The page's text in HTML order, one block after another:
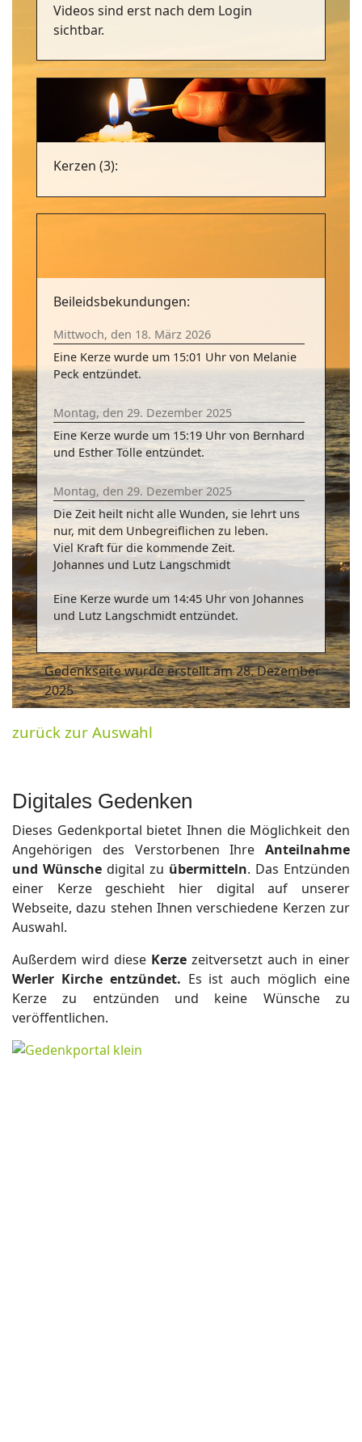
Videos sind erst nach dem Login
sichtbar.
Kerzen (3):
Beileidsbekundungen:
Mittwoch, den 18. März 2026
Eine Kerze wurde um 15:01 Uhr von Melanie
Peck entzündet.
Montag, den 29. Dezember 2025
Eine Kerze wurde um 15:19 Uhr von Bernhard
und Esther Tölle entzündet.
Montag, den 29. Dezember 2025
Die Zeit heilt nicht alle Wunden, sie lehrt uns
nur, mit dem Unbegreiflichen zu leben.
Viel Kraft für die kommende Zeit.
Johannes und Lutz Langschmidt
Eine Kerze wurde um 14:45 Uhr von Johannes
und Lutz Langschmidt entzündet.
Gedenkseite wurde erstellt am 28. Dezember
2025
zurück zur Auswahl
Digitales Gedenken
Dieses Gedenkportal bietet Ihnen die Möglichkeit den
Angehörigen des Verstorbenen Ihre Anteilnahme
und Wünsche digital zu übermitteln. Das Entzünden
einer Kerze geschieht hier digital auf unserer
Webseite, dazu stehen Ihnen verschiedene Kerzen zur
Auswahl.
Außerdem wird diese Kerze zeitversetzt auch in einer
Werler Kirche entzündet. Es ist auch möglich eine
Kerze zu entzünden und keine Wünsche zu
veröffentlichen.